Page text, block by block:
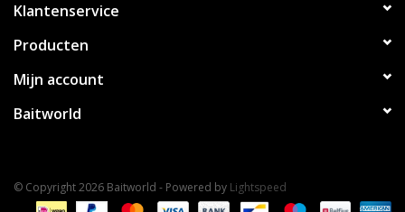
Klantenservice
Producten
Mijn account
Baitworld
© Copyright 2026 Baitworld - Powered by Lightspeed